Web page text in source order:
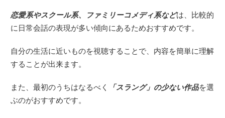
恋愛系やスクール系、ファミリーコメディ系などは、比較的
に日常会話の表現が多い傾向にあるためおすすめです。
自分の生活に近いものを視聴することで、内容を簡単に理解
することが出来ます。
また、最初のうちはなるべく 「スラング」の少ない作品を選
ぶのがおすすめです。